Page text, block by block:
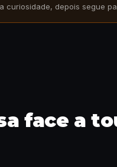
curiosidade, depois segue
face a